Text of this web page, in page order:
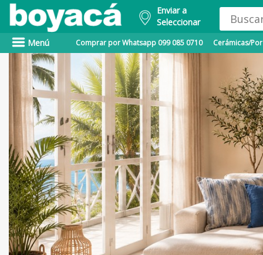
Enviar a
Seleccionar
Menú
Comprar por Whatsapp 099 085 0710 Cerámicas/